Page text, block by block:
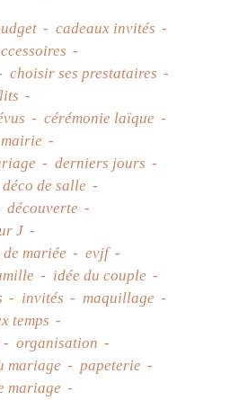
cadeaux invités
choisir ses prestataires
cérémonie laïque
derniers jours
déco de salle
découverte
J
de mariée
evjf
idée du couple
invités
maquillage
temps
organisation
mariage
papeterie
mariage